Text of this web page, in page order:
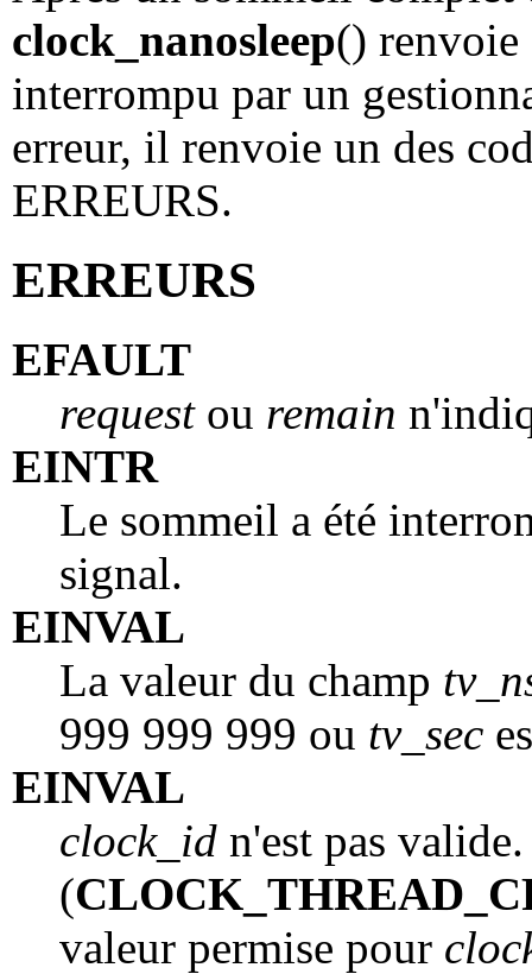
clock_nanosleep() renvoie
interrompu par un
erreur, il renvoie un des
ERREURS.
ERREURS
EFAULT
requestou remain
EINTR
Le sommeil a été
signal.
EINVAL
La valeur du champ
999 999 999 ou tv_sec
EINVAL
clock_id n'est pas valide.
(
valeur permise pour